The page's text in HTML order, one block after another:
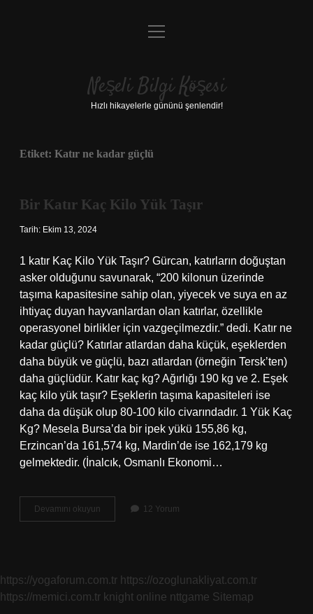
Anasayfa
Yasal Uyarı
menüyü
Neşeli Bilgi Köşesi
Hızlı hikayelerle gününü şenlendir!
Etiket: Katır ne kadar güçlü
Bir Katır Kaç Kilo Yük Taşır
Tarih: Ekim 13, 2024
1 katır Kaç Kilo Yük Taşır? Gürcan, katırların doğuştan
asker olduğunu savunarak, “200 kilonun üzerinde
taşıma kapasitesine sahip olan, yiyecek ve suya en az
ihtiyaç duyan hayvanlardan olan katırlar, özellikle
operasyonel birlikler için vazgeçilmezdir.” dedi. Katır ne
kadar güçlü? Katırlar atlardan daha küçük, eşeklerden
daha büyük ve güçlü, bazı atlardan (örneğin Tersk’ten)
daha güçlüdür. Katır kaç kg? Ağırlığı 190 kg ve 2. Eşek
kaç kilo yük taşır? Eşeklerin taşıma kapasiteleri ise
daha da düşük olup 80-100 kilo civarındadır. 1 Yük Kaç
Kg? Mesela Bursa’da bir ipek yükü 155,86 kg,
Erzincan’da 161,574 kg, Mardin’de ise 162,179 kg
gelmektedir. (İnalcık, Osmanlı Ekonomi…
Devamını okuyun
Katır
12 Yorum
https://yogaforum.com.tr https://ozoglunakliyat.com.tr
https://memici.com.tr knight online nttgame Sitemap